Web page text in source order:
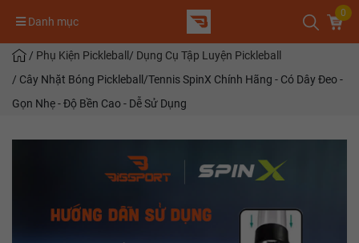
Danh mục
0
/ Phụ Kiện Pickleball / Dụng Cụ Tập Luyện Pickleball
/ Cây Nhặt Bóng Pickleball/Tennis SpinX Chính Hãng - Có Dây Đeo -
Gọn Nhẹ - Độ Bền Cao - Dễ Sử Dụng